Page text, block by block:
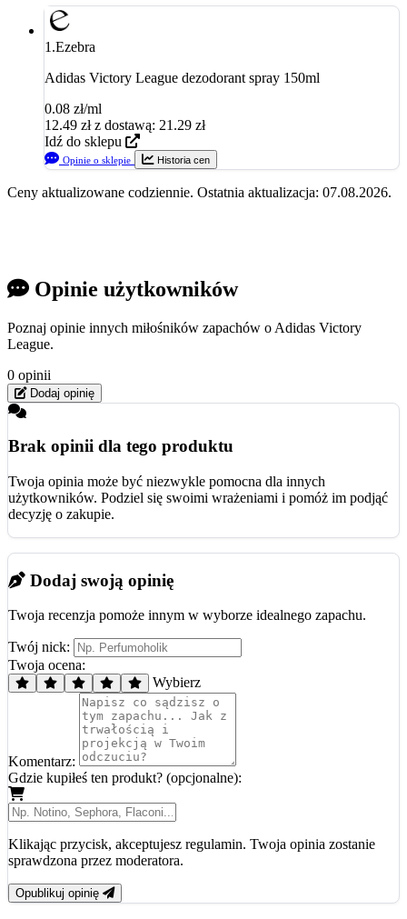
1.Ezebra
Adidas Victory League dezodorant spray 150ml
0.08 zł/ml
12.49 zł z dostawą: 21.29 zł
Idź do sklepu
Opinie o sklepie Historia cen
Ceny aktualizowane codziennie. Ostatnia aktualizacja: 07.08.2026.
Opinie użytkowników
Poznaj opinie innych miłośników zapachów o Adidas Victory
League.
0 opinii
Dodaj opinię
Brak opinii dla tego produktu
Twoja opinia może być niezwykle pomocna dla innych
użytkowników. Podziel się swoimi wrażeniami i pomóż im podjąć
decyzję o zakupie.
Dodaj swoją opinię
Twoja recenzja pomoże innym w wyborze idealnego zapachu.
Twój nick:
Twoja ocena:
Wybierz
Komentarz:
Gdzie kupiłeś ten produkt? (opcjonalne):
Klikając przycisk, akceptujesz regulamin. Twoja opinia zostanie
sprawdzona przez moderatora.
Opublikuj opinię